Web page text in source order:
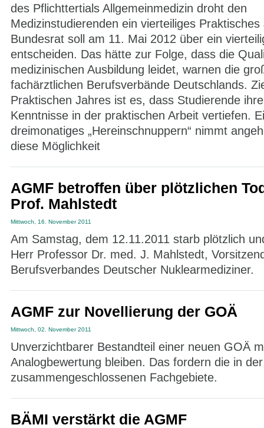
des Pflichttertials Allgemeinmedizin droht den
Medizinstudierenden ein vierteiliges
Bundesrat soll am 11. Mai 2012 über ein
entscheiden. Das hätte zur Folge, dass die
medizinischen Ausbildung leidet, warnen die
fachärztlichen Berufsverbände Deutschlands.
Praktischen Jahres ist es, dass Studierende
Kenntnisse in der praktischen Arbeit vertiefen.
dreimonatiges „Hereinschnuppern“ nimmt
diese Möglichkeit
AGMF betroffen über plötzlichen
Prof. Mahlstedt
Mittwoch, 16. November 2011
Am Samstag, dem 12.11.2011 starb plötzlich
Herr Professor Dr. med. J. Mahlstedt,
Berufsverbandes Deutscher Nuklearmediziner.
AGMF zur Novellierung der GOÄ
Mittwoch, 02. November 2011
Unverzichtbarer Bestandteil einer neuen GOÄ
Analogbewertung bleiben. Das fordern die in
zusammengeschlossenen Fachgebiete.
BÄMI verstärkt die AGMF